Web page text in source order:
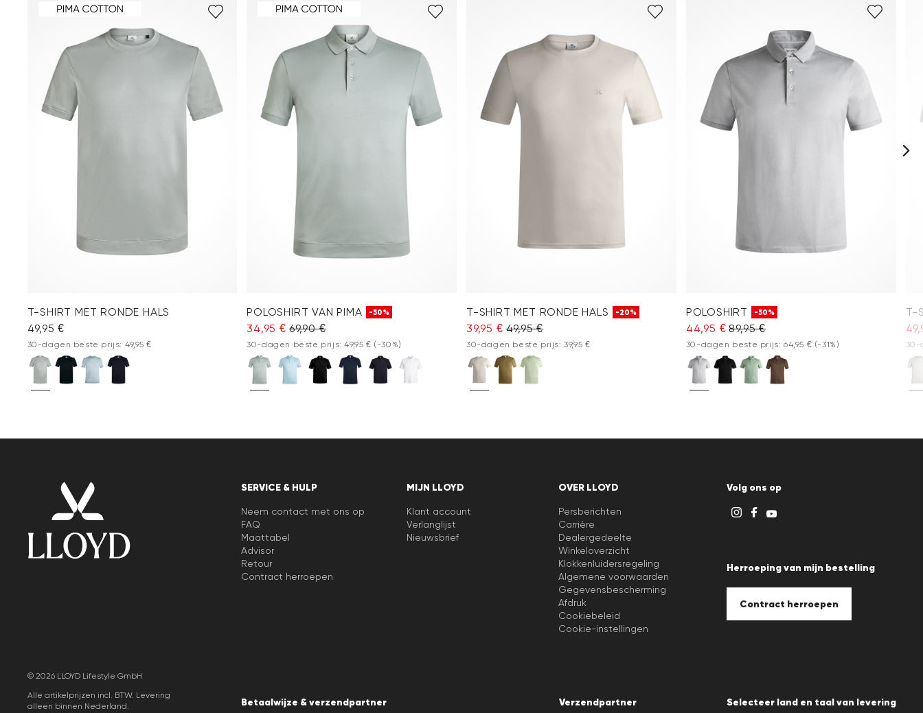
T-SHIRT MET RONDE HALS
49,95 €
30-dagen beste prijs: 49,95 €
POLOSHIRT VAN PIMA -50%
34,95 € 69,90 €
30-dagen beste prijs: 49,95 € (-30%)
T-SHIRT MET RONDE HALS -20%
39,95 € 49,95 €
30-dagen beste prijs: 39,95 €
POLOSHIRT -50%
44,95 € 89,95 €
30-dagen beste prijs: 64,95 € (-31%)
T-
30-
SERVICE & HULP
Neem contact met ons op
FAQ
Maattabel
Advisor
Retour
Contract herroepen
MIJN LLOYD
Klant account
Verlanglijst
Nieuwsbrief
OVER LLOYD
Persberichten
Carrière
Dealergedeelte
Winkeloverzicht
Klokkenluidersregeling
Algemene voorwaarden
Gegevensbescherming
Afdruk
Cookiebeleid
Cookie-instellingen
Volg ons op
Herroeping van mijn bestelling
Contract herroepen
Betaalwijze & verzendpartner Verzendpartner Selecteer land en taal van levering
© 2026 LLOYD Lifestyle GmbH
Alle artikelprijzen incl. BTW. Levering
alleen binnen Nederland.